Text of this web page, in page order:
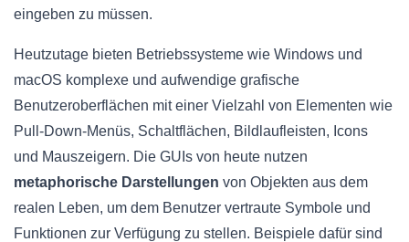
eingeben zu müssen.
Heutzutage bieten Betriebssysteme wie Windows und
macOS komplexe und aufwendige grafische
Benutzeroberflächen mit einer Vielzahl von Elementen wie
Pull-Down-Menüs, Schaltflächen, Bildlaufleisten, Icons
und Mauszeigern. Die GUIs von heute nutzen
metaphorische Darstellungen von Objekten aus dem
realen Leben, um dem Benutzer vertraute Symbole und
Funktionen zur Verfügung zu stellen. Beispiele dafür sind